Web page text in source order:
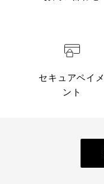
セキュアペイメ
ント